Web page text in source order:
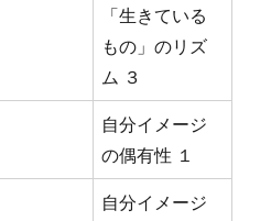
「生きている
もの」のリズ
ム ３
自分イメージ
の偶有性 １
自分イメージ